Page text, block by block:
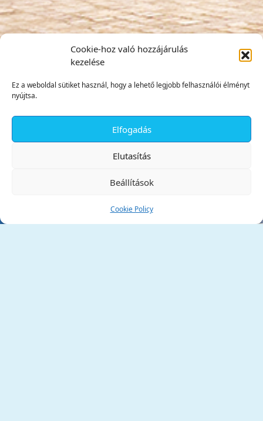
Cookie-hoz való hozzájárulás
kezelése
Ez a weboldal sütiket használ, hogy a lehető legjobb felhasználói élményt
nyújtsa.
Elfogadás
Elutasítás
Beállítások
Cookie Policy
Tata Város Önkormányzata
✕